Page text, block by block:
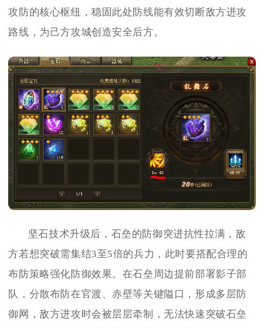
攻防的核心枢纽，稳固此处防线能有效切断敌方进攻
路线，为己方攻城创造安全后方。
坚石技术升级后，石垒的防御突进抗性拉满，敌
方若想突破需集结3至5倍的兵力，此时要搭配合理的
布防策略强化防御效果。在石垒周边提前部署影子部
队，分散布防在官渡、赤壁等关键隘口，形成多层防
御网，敌方进攻时会被层层牵制，无法快速突破石垒